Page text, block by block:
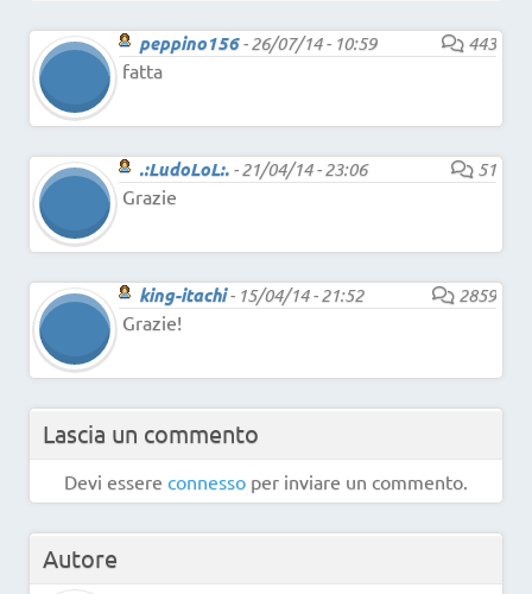
peppino156-26/07/14 - 10:59
443
fatta
.:LudoLoL:. -21/04/14 - 23:06
51
Grazie
king-itachi- 15/04/14 - 21:52
2859
Grazie!
Lascia un commento
Devi essere connesso per inviare un commento.
Autore